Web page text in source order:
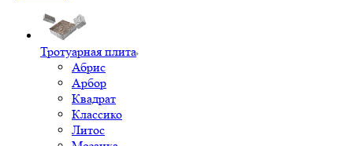
Тротуарная плита
Абрис
Арбор
Квадрат
Классико
Литос